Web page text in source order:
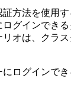
方法を使用
グインでき
オは、クラ
ログインで